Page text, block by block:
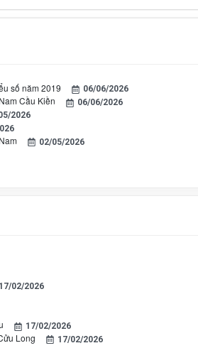
số năm 2019 06/06/2026
Cầu Kiền 06/06/2026
2026
02/05/2026
17/02/2026
17/02/2026
Long 17/02/2026